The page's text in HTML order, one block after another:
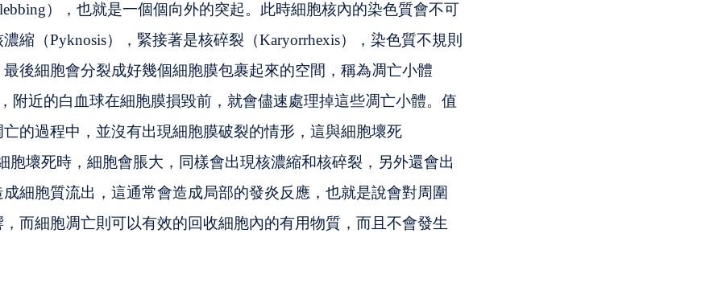
），也就是一個個向外的突起。此時細胞核內的染色質會不可
縮（Pyknosis），緊接著是核碎裂（Karyorrhexis），染色質不規則
後細胞會分裂成好幾個細胞膜包裹起來的空間，稱為凋亡小體
附近的白血球在細胞膜損毀前，就會儘速處理掉這些凋亡小體。值
的過程中，並沒有出現細胞膜破裂的情形，這與細胞壞死
細胞壞死時，細胞會脹大，同樣會出現核濃縮和核碎裂，另外還會出
細胞質流出，這通常會造成局部的發炎反應，也就是說會對周圍
而細胞凋亡則可以有效的回收細胞內的有用物質，而且不會發生